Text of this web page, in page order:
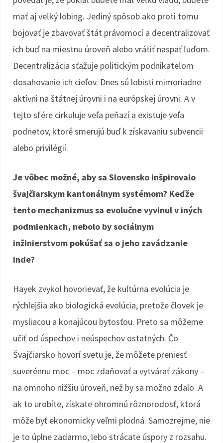
mať aj veľký lobing. Jediný spôsob ako proti tomu
bojovať je zbavovať štát právomocí a decentralizovať
ich buď na miestnu úroveň alebo vrátiť naspäť ľuďom.
Decentralizácia sťažuje politickým podnikateľom
dosahovanie ich cieľov. Dnes sú lobisti mimoriadne
aktívni na štátnej úrovni i na európskej úrovni. A v
tejto sfére cirkuluje veľa peňazí a existuje veľa
podnetov, ktoré smerujú buď k získavaniu subvencii
alebo privilégií.
Je vôbec možné, aby sa Slovensko inšpirovalo
švajčiarskym kantonálnym systémom? Keďže
tento mechanizmus sa evolučne vyvinul v iných
podmienkach, nebolo by sociálnym
inžinierstvom pokúšať sa o jeho zavádzanie
inde?
Hayek zvykol hovorievať, že kultúrna evolúcia je
rýchlejšia ako biologická evolúcia, pretože človek je
mysliacou a konajúcou bytosťou. Preto sa môžeme
učiť od úspechov i neúspechov ostatných. Čo
Švajčiarsko hovorí svetu je, že môžete preniesť
suverénnu moc – moc zdaňovať a vytvárať zákony –
na omnoho nižšiu úroveň, než by sa možno zdalo. A
ak to urobíte, získate ohromnú rôznorodosť, ktorá
môže byť ekonomicky veľmi plodná. Samozrejme, nie
je to úplne zadarmo, lebo strácate úspory z rozsahu.